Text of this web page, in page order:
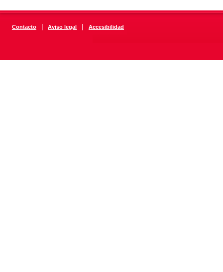
Contacto | Aviso legal | Accesibilidad